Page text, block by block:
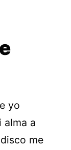
yo
alma a
me